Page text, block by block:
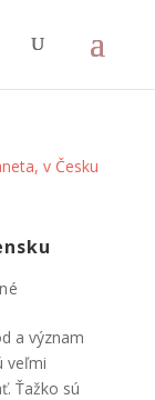
a význam
veľmi
Ťažko sú